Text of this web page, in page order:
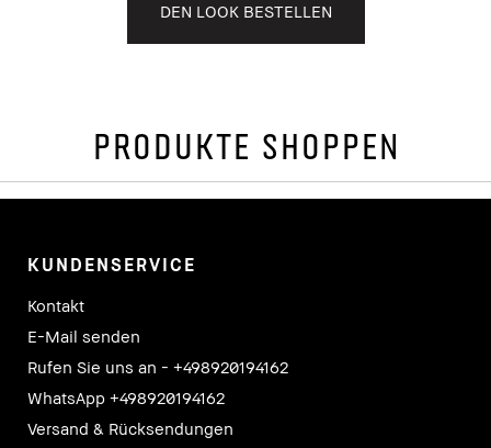
DEN LOOK BESTELLEN
PRODUKTE SHOPPEN
KUNDENSERVICE
Kontakt
E-Mail senden
Rufen Sie uns an - +498920194162
WhatsApp +498920194162
Versand & Rücksendungen